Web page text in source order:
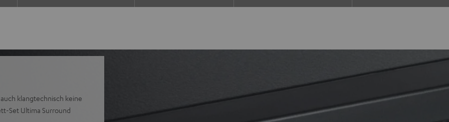
klangtechnisch keine
Set Ultima Surround